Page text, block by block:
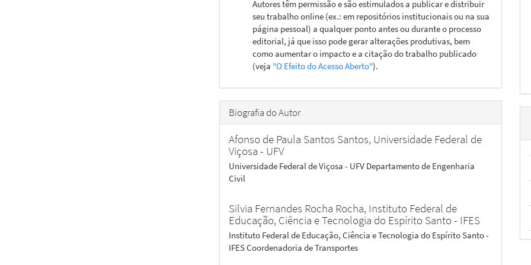
Autores têm permissão e são estimulados a publicar e distribuir
seu trabalho online (ex.: em repositórios institucionais ou na sua
página pessoal) a qualquer ponto antes ou durante o processo
editorial, já que isso pode gerar alterações produtivas, bem
como aumentar o impacto e a citação do trabalho publicado
(veja "O Efeito do Acesso Aberto").
Biografia do Autor
Afonso de Paula Santos Santos, Universidade Federal de
Viçosa - UFV
Universidade Federal de Viçosa - UFV Departamento de Engenharia
Civil
Silvia Fernandes Rocha Rocha, Instituto Federal de
Educação, Ciência e Tecnologia do Espírito Santo - IFES
Instituto Federal de Educação, Ciência e Tecnologia do Espírito Santo -
IFES Coordenadoria de Transportes